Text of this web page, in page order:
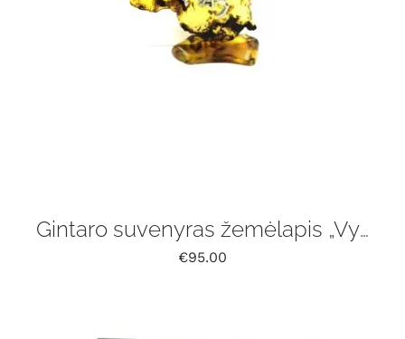
Gintaro suvenyras žemėlapis „Vytis”
€95.00